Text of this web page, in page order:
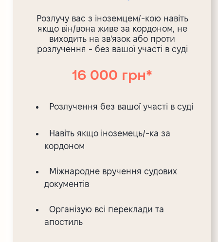
Розлучу вас з іноземцем/-кою навіть
якщо він/вона живе за кордоном, не
виходить на зв'язок або проти
розлучення - без вашої участі в суді
16 000 грн*
Розлучення без вашої участі в суді
Навіть якщо іноземець/-ка за
кордоном
Міжнародне вручення судових
документів
Організую всі переклади та
апостиль